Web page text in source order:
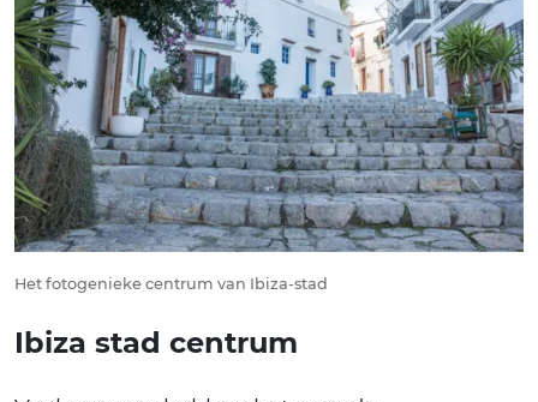
Het fotogenieke centrum van Ibiza-stad
Ibiza stad centrum